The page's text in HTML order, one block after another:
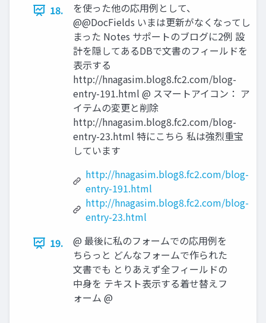
18.
を使った他の応用例として、
@@DocFields いまは更新がなくなってし
まった Notes サポートのブログに2例 設
計を隠してあるDBで文書のフィールドを
表示する
http://hnagasim.blog8.fc2.com/blog-
entry-191.html @ スマートアイコン： ア
イテムの変更と削除
http://hnagasim.blog8.fc2.com/blog-
entry-23.html 特にこちら 私は強烈重宝
しています
http://hnagasim.blog8.fc2.com/blog-
entry-191.html
http://hnagasim.blog8.fc2.com/blog-
entry-23.html
19.
@ 最後に私のフォームでの応用例を
ちらっと どんなフォームで作られた
文書でも とりあえず全フィールドの
中身を テキスト表示する着せ替えフ
ォーム @